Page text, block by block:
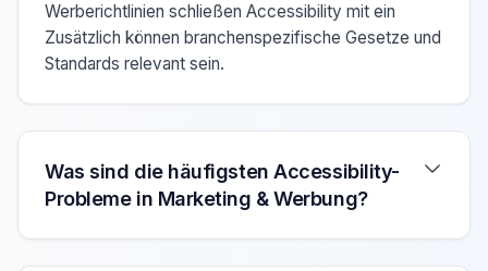
Werberichtlinien schließen Accessibility mit ein
Zusätzlich können branchenspezifische Gesetze und
Standards relevant sein.
Was sind die häufigsten Accessibility-
Probleme in Marketing & Werbung?